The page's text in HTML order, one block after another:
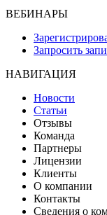
ВЕБИНАРЫ
Запросить
НАВИГАЦИЯ
Новости
Статьи
Отзывы
Команда
Партнеры
Лицензии
Клиенты
О компании
Контакты
Сведения о